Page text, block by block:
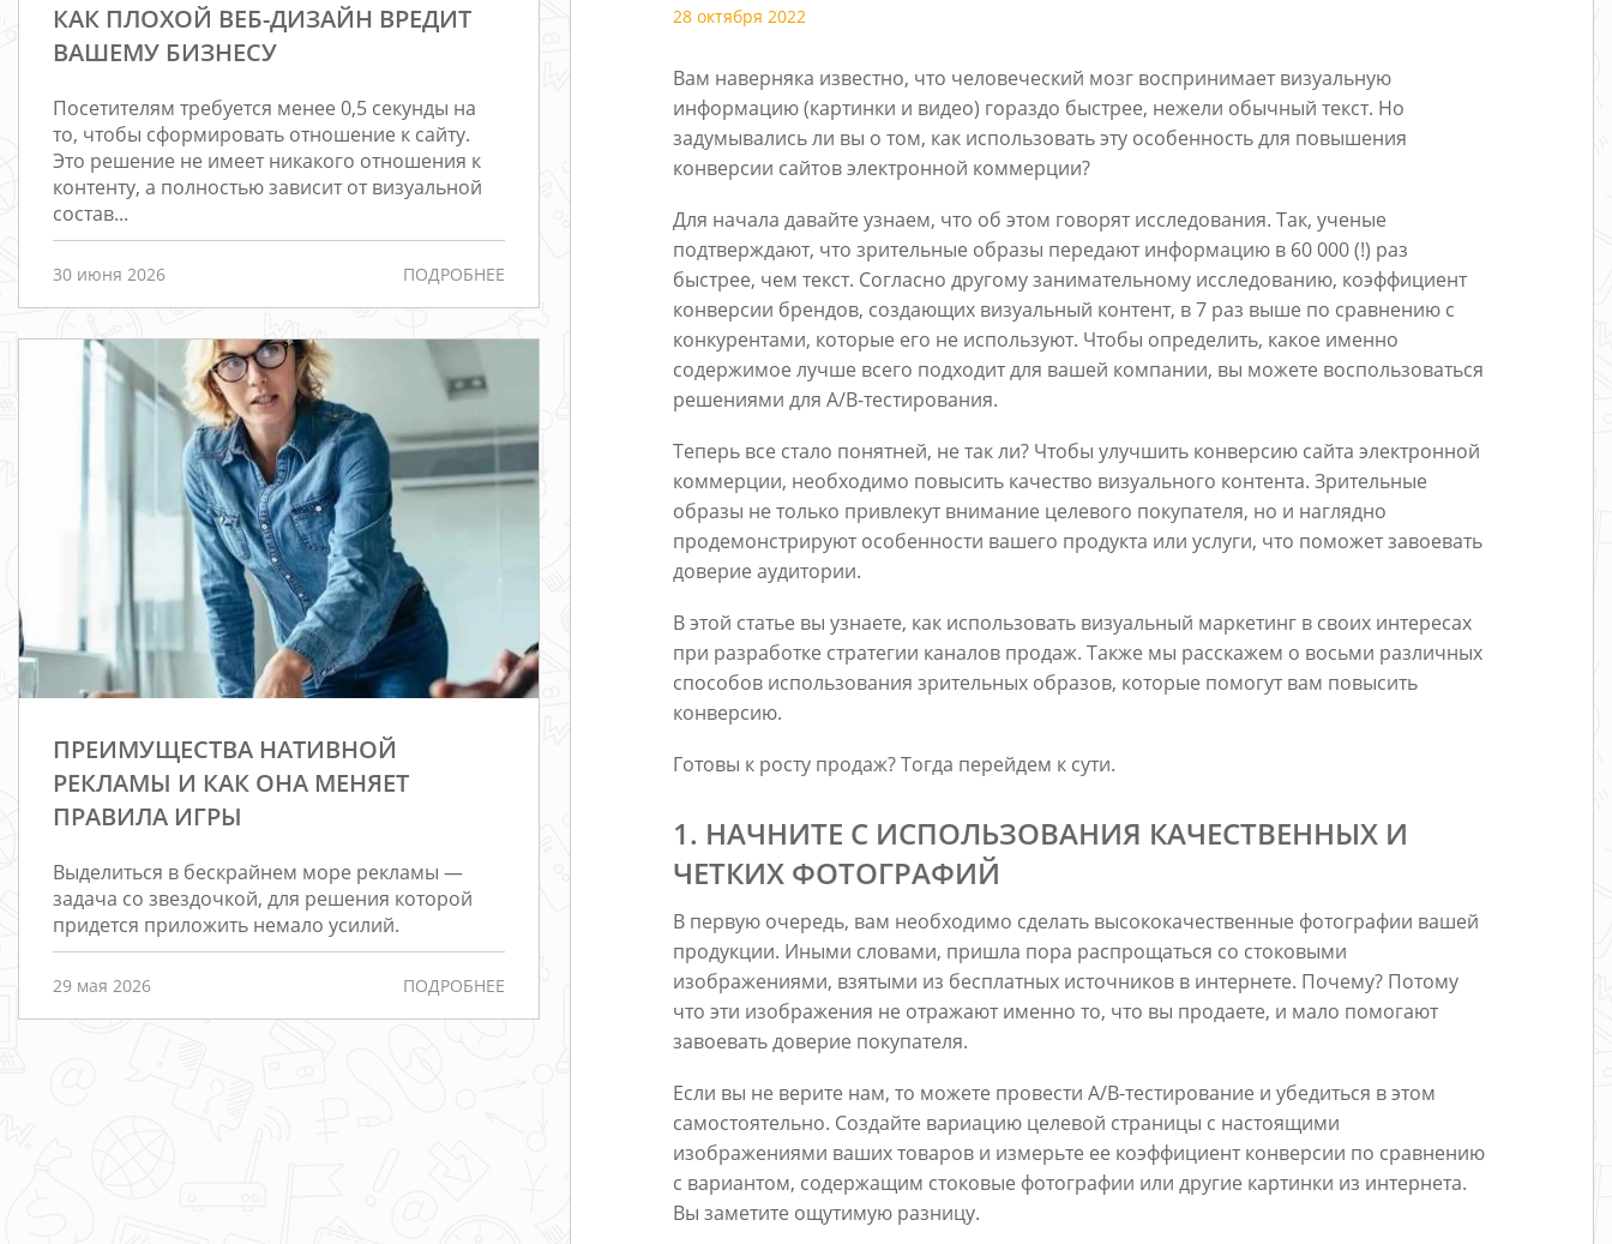
КАК ПЛОХОЙ ВЕБ-ДИЗАЙН ВРЕДИТ
ВАШЕМУ БИЗНЕСУ
Посетителям требуется менее 0,5 секунды на
то, чтобы сформировать отношение к сайту.
Это решение не имеет никакого отношения к
контенту, а полностью зависит от визуальной
состав...
30 июня 2026 ПОДРОБНЕЕ
ПРЕИМУЩЕСТВА НАТИВНОЙ
РЕКЛАМЫ И КАК ОНА МЕНЯЕТ
ПРАВИЛА ИГРЫ
Выделиться в бескрайнем море рекламы —
задача со звездочкой, для решения которой
придется приложить немало усилий.
29 мая 2026 ПОДРОБНЕЕ
Редизайн
Порталы
магазины
28 октября 2022
Вам наверняка известно, что человеческий мозг воспринимает визуальную
информацию (картинки и видео) гораздо быстрее, нежели обычный текст. Но
задумывались ли вы о том, как использовать эту особенность для повышения
конверсии сайтов электронной коммерции?
Для начала давайте узнаем, что об этом говорят исследования. Так, ученые
подтверждают, что зрительные образы передают информацию в 60 000 (!) раз
быстрее, чем текст. Согласно другому занимательному исследованию, коэффициент
конверсии брендов, создающих визуальный контент, в 7 раз выше по сравнению с
конкурентами, которые его не используют. Чтобы определить, какое именно
содержимое лучше всего подходит для вашей компании, вы можете воспользоваться
решениями для A/B-тестирования.
Теперь все стало понятней, не так ли? Чтобы улучшить конверсию сайта электронной
коммерции, необходимо повысить качество визуального контента. Зрительные
образы не только привлекут внимание целевого покупателя, но и наглядно
продемонстрируют особенности вашего продукта или услуги, что поможет завоевать
доверие аудитории.
В этой статье вы узнаете, как использовать визуальный маркетинг в своих интересах
при разработке стратегии каналов продаж. Также мы расскажем о восьми различных
способов использования зрительных образов, которые помогут вам повысить
конверсию.
Готовы к росту продаж? Тогда перейдем к сути.
1. НАЧНИТЕ С ИСПОЛЬЗОВАНИЯ КАЧЕСТВЕННЫХ И
ЧЕТКИХ ФОТОГРАФИЙ
В первую очередь, вам необходимо сделать высококачественные фотографии вашей
продукции. Иными словами, пришла пора распрощаться со стоковыми
изображениями, взятыми из бесплатных источников в интернете. Почему? Потому
что эти изображения не отражают именно то, что вы продаете, и мало помогают
завоевать доверие покупателя.
Если вы не верите нам, то можете провести A/B-тестирование и убедиться в этом
самостоятельно. Создайте вариацию целевой страницы с настоящими
изображениями ваших товаров и измерьте ее коэффициент конверсии по сравнению
с вариантом, содержащим стоковые фотографии или другие картинки из интернета.
Вы заметите ощутимую разницу.